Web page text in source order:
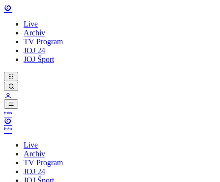
Live
Archív
TV Program
JOJ 24
JOJ Šport
Live
Archív
TV Program
JOJ 24
JOJ Šport